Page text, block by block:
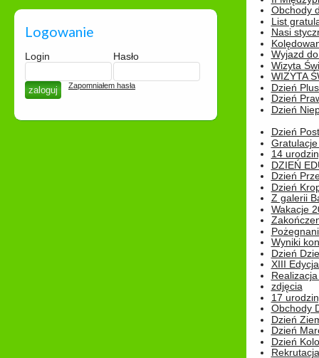
Logowanie
Login Hasło
Zapomniałem hasła
Obchody
List
Nasi
Wyjazd
Wizyta
WIZYTA
Dzień
Dzień
Dzień
Dzień
14
DZIEŃ
Dzień
Dzień
Z galerii
Wakacje
Wyniki
Dzień
XIII
zdjęcia
17
Obchody
Dzień
Dzień
Dzień
Rekrutacja